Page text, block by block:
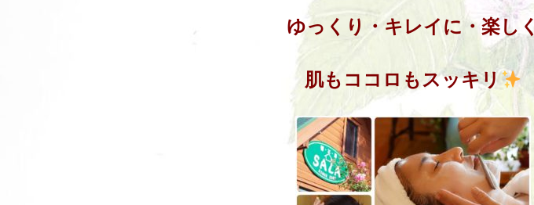
ゆっくり・キレイに・楽しく
肌もココロもスッキリ